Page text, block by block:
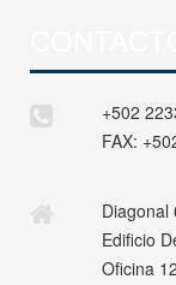
+502
FAX:
Diagonal
Edificio
Oficina